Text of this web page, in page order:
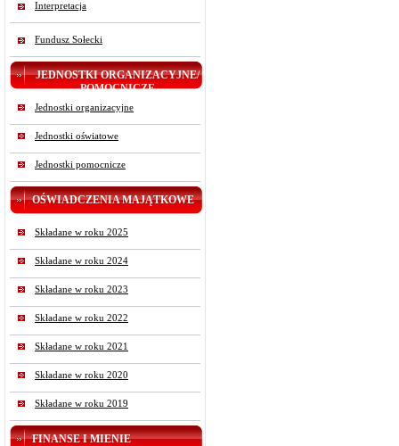
Interpretacja
Fundusz Sołecki
JEDNOSTKI ORGANIZACYJNE/
POMOCNICZE
Jednostki organizacyjne
Jednostki oświatowe
Jednostki pomocnicze
OŚWIADCZENIA MAJĄTKOWE
Składane w roku 2025
Składane w roku 2024
Składane w roku 2023
Składane w roku 2022
Składane w roku 2021
Składane w roku 2020
Składane w roku 2019
FINANSE I MIENIE